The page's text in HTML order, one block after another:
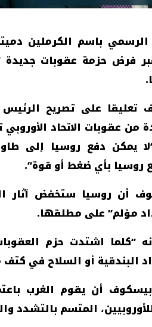
الرسمي باسم الكرملين
فرض حزمة عقوبات جديدة
تعليقا على تصريح الرئيس
من عقوبات الاتحاد
يمكن دفع روسيا إلى
روسيا بأي ضغط أو قوة”.
أن روسيا ستخفض آثار
مؤلم” على مطلقها.
“كلما اشتدت حزم
البندقية أو السلاح في
أن يقوم الغرب
المتسم بالتشدد